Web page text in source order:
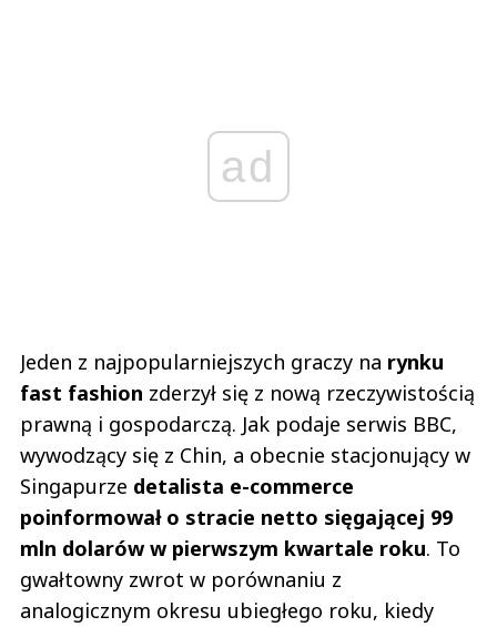
ad
Jeden z najpopularniejszych graczy na rynku
fast fashion zderzył się z nową rzeczywistością
prawną i gospodarczą. Jak podaje serwis BBC,
wywodzący się z Chin, a obecnie stacjonujący w
Singapurze detalista e-commerce
poinformował o stracie netto sięgającej 99
mln dolarów w pierwszym kwartale roku. To
gwałtowny zwrot w porównaniu z
analogicznym okresu ubiegłego roku, kiedy